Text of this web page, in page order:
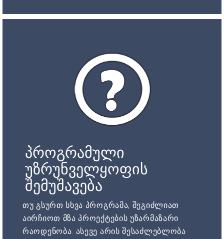
პროგრამული
უზრუნველყოფის
შემუშავება
თუ გსურთ სხვა პროგრამა, შეგიძლიათ
აირჩიოთ მზა პროექტების უზარმაზარი
რაოდენობა. ასევე არის შესაძლებლობა